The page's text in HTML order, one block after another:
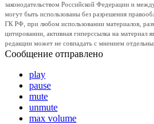
законодательством Российской Федерации и
могут быть использованы без разрешения
ГК РФ, при любом использовании материалов,
цитировании, активная гиперссылка на материал
редакции может не совпадать с мнением
Сообщение отправлено
play
pause
mute
unmute
max volume